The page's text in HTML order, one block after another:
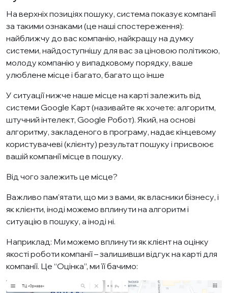
На верхніх позиціях пошуку, система показує компанії
за такими ознаками (це наші спостереження):
найближчу до вас компанію, найкращу на думку
системи, найдоступнішу для вас за ціновою політикою,
молоду компанію у випадковому порядку, ваше
улюблене місце і багато, багато що інше
У ситуації нижче наше місце на карті залежить від
системи Google Карт (називайте як хочете: алгоритм,
штучний інтелект, Google Робот). Який, на основі
алгоритму, закладеного в програму, надає кінцевому
користувачеві (клієнту) результат пошуку і присвоює
вашій компанії місце в пошуку.
Від чого залежить це місце?
Важливо пам’ятати, що ми з вами, як власники бізнесу, і
як клієнти, іноді можемо вплинути на алгоритм і
ситуацію в пошуку, а іноді ні.
Наприклад: Ми можемо вплинути як клієнт на оцінку
якості роботи компанії – залишивши відгук на карті для
компанії. Це “Оцінка”, ми її бачимо: